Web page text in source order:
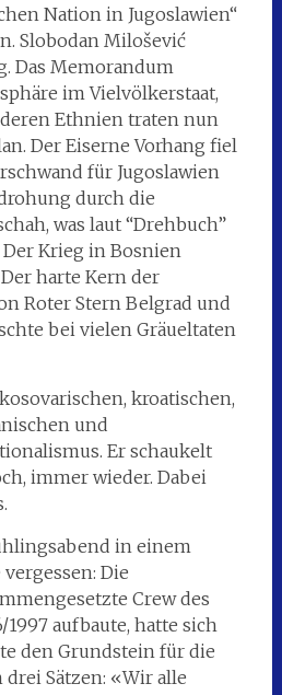
Nation in Jugoslawien“
Slobodan Milošević
Das Memorandum
im Vielvölkerstaat,
Ethnien traten nun
Der Eiserne Vorhang fiel
für Jugoslawien
durch die
was laut “Drehbuch”
Krieg in Bosnien
Der harte Kern der
Roter Stern Belgrad und
bei vielen Gräueltaten
kroatischen,
und
Er schaukelt
immer wieder. Dabei
in einem
Die
Crew des
1997 aufbaute, hatte sich
den Grundstein für die
Sätzen: «Wir alle